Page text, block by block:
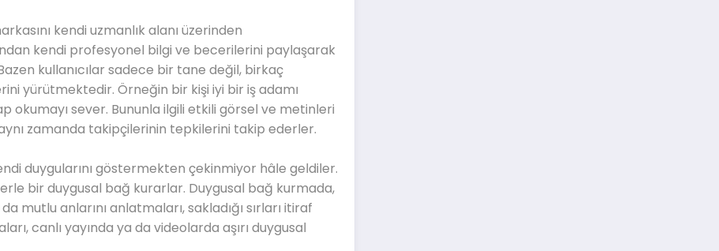
kendi uzmanlık alanı üzerinden
kendi profesyonel bilgi ve becerilerini paylaşarak
kullanıcılar sadece bir tane değil, birkaç
yürütmektedir. Örneğin bir kişi iyi bir iş adamı
okumayı sever. Bununla ilgili etkili görsel ve metinleri
zamanda takipçilerinin tepkilerini takip ederler.
duygularını göstermekten çekinmiyor hâle geldiler.
bir duygusal bağ kurarlar. Duygusal bağ kurmada,
mutlu anlarını anlatmaları, sakladığı sırları itiraf
canlı yayında ya da videolarda aşırı duygusal